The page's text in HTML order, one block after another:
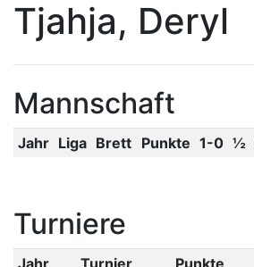
Tjahja, Deryl
Mannschaft
Jahr Liga Brett Punkte 1-0 ½
Turniere
Jahr Turnier Punkte